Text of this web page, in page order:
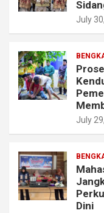
July
July
Dini